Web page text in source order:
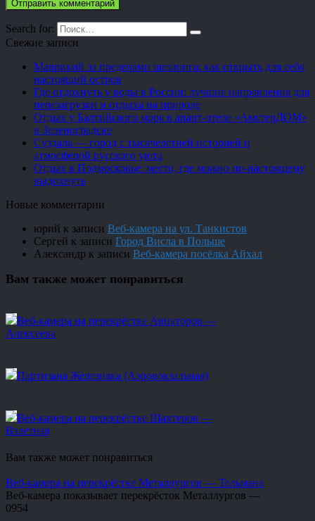
Search for:
Свежие записи
Маврикий за пределами шезлонга: как открыть для себя
настоящий остров
Где отдохнуть у воды в России: лучшие направления для
перезагрузки и отдыха на природе
Отдых у Балтийского моря в апарт-отеле «АмстерДОМ»
в Зеленоградске
Суздаль — город с тысячелетней историей и
атмосферой русского уюта
Отдых в Подмосковье: место, где можно по-настоящему
выдохнуть
Новые комментарии
юрий к записи Веб-камера на ул. Танкистов
Сергей к записи Город Висла в Польше
Александр к записи Веб-камера посёлка Айхал
Вам также может понравиться
Веб-камера на перекрёстке Авиаторов —
Алексеева
Партизана Железняка (Аэровокзальная)
Веб-камера на перекрёстке Шахтеров —
Взлетная
Вам также может понравиться
Веб-камера на перекрёстке Металлургов — Тельмана
Веб-камера показывает перекрёсток Металлургов —
0954